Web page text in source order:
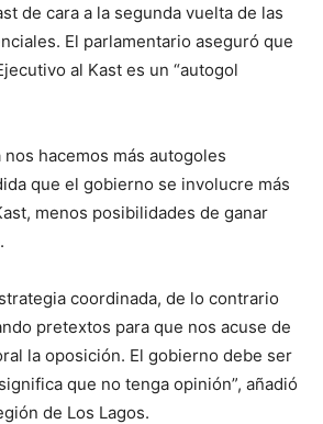
de cara a la segunda vuelta de las
El parlamentario aseguró que
al Kast es un “autogol
nos hacemos más autogoles
que el gobierno se involucre más
menos posibilidades de ganar
coordinada, de lo contrario
pretextos para que nos acuse de
la oposición. El gobierno debe ser
que no tenga opinión”, añadió
de Los Lagos.